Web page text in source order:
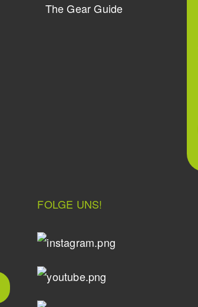
The Gear Guide
FOLGE UNS!